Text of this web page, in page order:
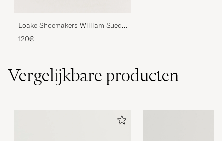
Loake Shoemakers William Suede
Belt Brown
120€
Vergelijkbareproducten